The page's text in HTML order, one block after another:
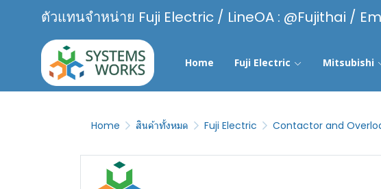
ตัวแทนจำหน่าย Fuji Electric / LineOA : @Fujithai /
Home Fuji Electric Mitsubishi
Home สินค้าทั้งหมด Fuji Electric Contactor and